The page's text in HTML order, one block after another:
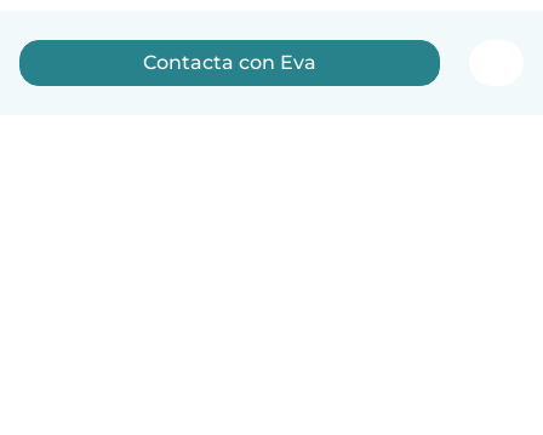
Contacta con Eva